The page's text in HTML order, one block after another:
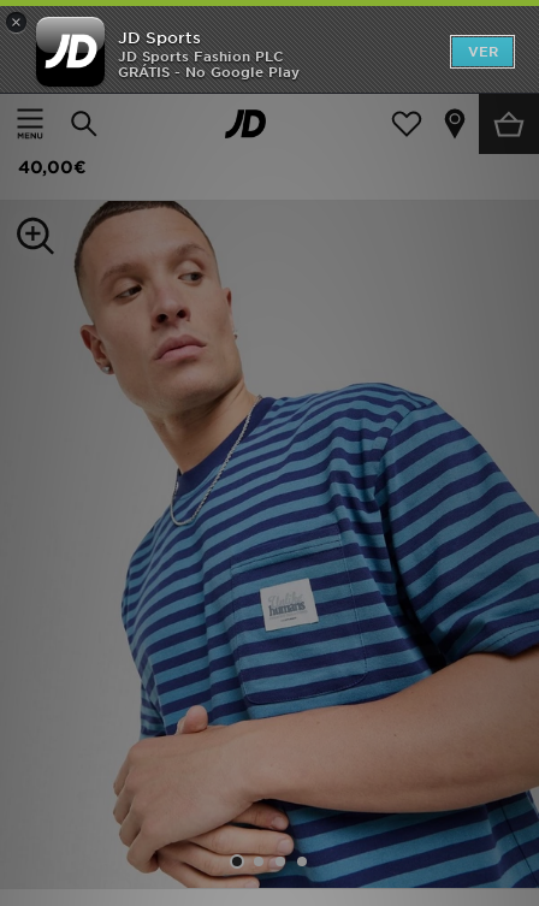
×
JD Sports
JD Sports Fashion PLC
GRÁTIS - No Google Play
VER
Página principal
Homem Roupa de Homem T-Shirts
Unlike Humans Wells Stripe Pocket T-Shirt
40,00€
INÍCIO
Promoções
MULHER
CRIANÇA
VER MARCAS
LOCALIZADOR DE LOJAS
MENSAGENS
SUBSCREVE
ESTADO DO TEU PEDIDO